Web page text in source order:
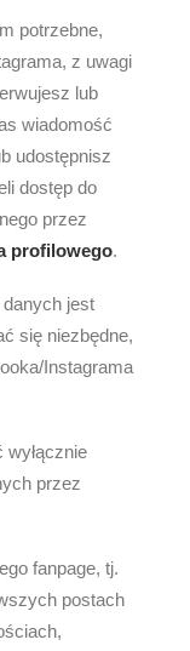
potrzebne,
z uwagi
lub
wiadomość
udostępnisz
dostęp do
przez
profilowego.
jest
się niezbędne,
Instagrama
przez
fanpage, tj.
postach